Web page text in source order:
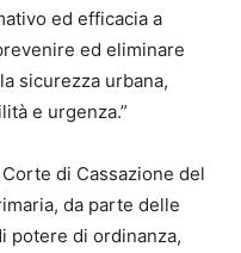
ed efficacia a
ed eliminare
sicurezza urbana,
e urgenza.”
di Cassazione del
da parte delle
potere di ordinanza,